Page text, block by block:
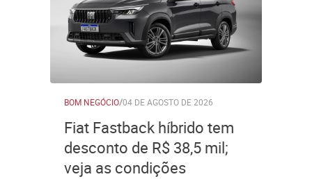
BOM NEGÓCIO/04 DE AGOSTO DE 2026
Fiat Fastback híbrido tem
desconto de R$ 38,5 mil;
veja as condições